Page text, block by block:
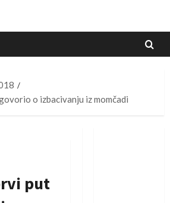
o izbacivanju iz momčadi
put